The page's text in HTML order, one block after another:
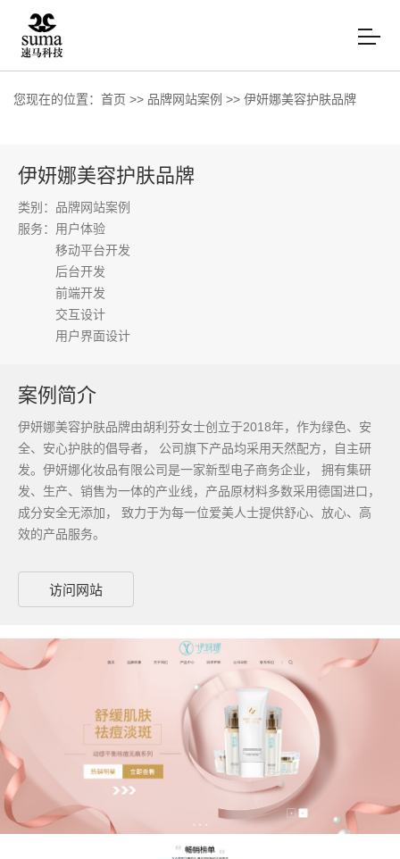
您现在的位置： 首页 >> 品牌网站案例 >> 伊妍娜美容护肤品牌
伊妍娜美容护肤品牌
类别：品牌网站案例
服务： 用户体验
移动平台开发
后台开发
前端开发
交互设计
用户界面设计
案例简介
伊妍娜美容护肤品牌由胡利芬女士创立于2018年，作为绿色、安
全、安心护肤的倡导者， 公司旗下产品均采用天然配方，自主研
发。伊妍娜化妆品有限公司是一家新型电子商务企业， 拥有集研
发、生产、销售为一体的产业线，产品原材料多数采用德国进口，
成分安全无添加， 致力于为每一位爱美人士提供舒心、放心、高
效的产品服务。
访问网站